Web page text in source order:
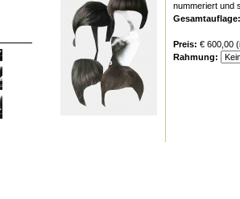
nummeriert und
Gesamtauflage:
Preis: € 600,00
Rahmung: